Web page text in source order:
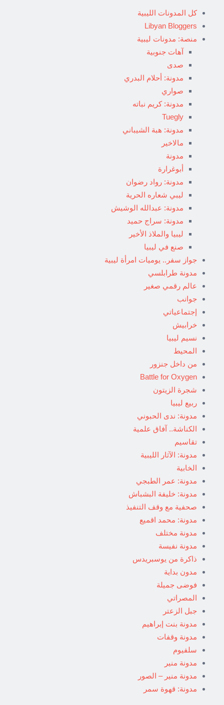
كل المدونات الليبية
Libyan Bloggers
منصة: مدونات ليبية
آهات جنوبية
صدى
مدونة: أحلام البدري
صواري
مدونة: كريم نباته
Tuegly
مدونة: هبة الشيباني
مالاخير
مدونة
أبوغرارة
مدونة: رواد رضوان
ليبي شعاره الحرية
مدونة: عبدالله الوشيش
مدونة: سراج حميد
ليبيا والملاذ الأخير
صنع في ليبيا
جواز سفر.. يوميات امرأة ليبية
مدونة طرابلسي
عالم رقمي صغير
جوانب
إجتماعياتي
خرابيش
نسيم ليبيا
المحيط
من داخل جنزور
Battle for Oxygen
شجرة الزيتون
ربيع ليبيا
مدونة: ندى الحبوني
الكناشة.. آفاق علمية
تقاسيم
مدونة: الآثار الليبية
الخابية
مدونة: عمر الطبجي
مدونة: خليفة البشباش
صحفية مع وقف التنفيذ
مدونة: محمد اقميع
مدونة مختلف
مدونة نفيسة
ذاكرة من يوسبريدس
مدون بداية
فوضى جميلة
المصراتي
جبل الزعتر
مدونة بنت إبراهيم
مدونة وقفات
سلفيوم
مدونة منير
مدونة منير – الصور
مدونة: قهوة سمر